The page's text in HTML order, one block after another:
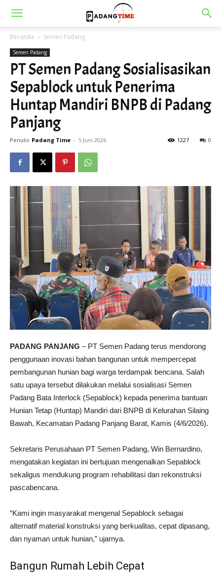
Beranda Semen Padang
Semen Padang
PT Semen Padang Sosialisasikan
Sepablock untuk Penerima
Huntap Mandiri BNPB di Padang
Panjang
Penulis Padang Time - 5 Juni 2026 0
1227
PADANG PANJANG – PT Semen Padang terus mendorong
penggunaan inovasi bahan bangunan untuk mempercepat
pembangunan hunian bagi warga terdampak bencana. Salah
satu upaya tersebut dilakukan melalui sosialisasi Semen
Padang Bata Interlock (Sepablock) kepada penerima bantuan
Hunian Tetap (Huntap) Mandiri dari BNPB di Kelurahan Silaing
Bawah, Kecamatan Padang Panjang Barat, Kamis (4/6/2026).
Sekretaris Perusahaan PT Semen Padang, Win Bernardino,
mengatakan kegiatan ini bertujuan mengenalkan Sepablock
sekaligus mendukung program rehabilitasi dan rekonstruksi
pascabencana.
“Kami ingin masyarakat mengenal Sepablock sebagai
alternatif material konstruksi yang berkualitas, cepat dipasang,
dan nyaman untuk hunian,” ujarnya.
Bangun Rumah Lebih Cepat